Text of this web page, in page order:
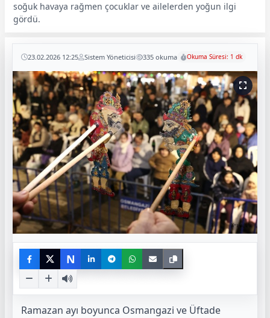
soğuk havaya rağmen çocuklar ve ailelerden yoğun ilgi
gördü.
23.02.2026 12:25 Sistem Yöneticisi 335 okuma Okuma Süresi: 1 dk
N
Ramazan ayı boyunca Osmangazi ve Üftade